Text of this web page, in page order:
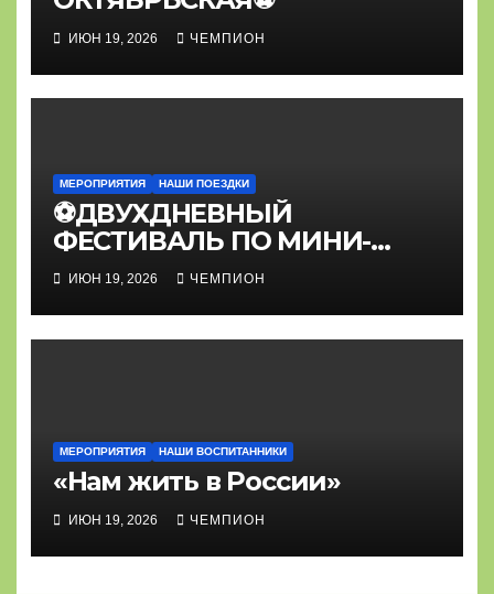
ИЮН 19, 2026 ЧЕМПИОН
МЕРОПРИЯТИЯ НАШИ ПОЕЗДКИ
⚽ДВУХДНЕВНЫЙ
ФЕСТИВАЛЬ ПО МИНИ-
ФУТБОЛУ⚽
ИЮН 19, 2026 ЧЕМПИОН
МЕРОПРИЯТИЯ НАШИ ВОСПИТАННИКИ
«Нам жить в России»
ИЮН 19, 2026 ЧЕМПИОН